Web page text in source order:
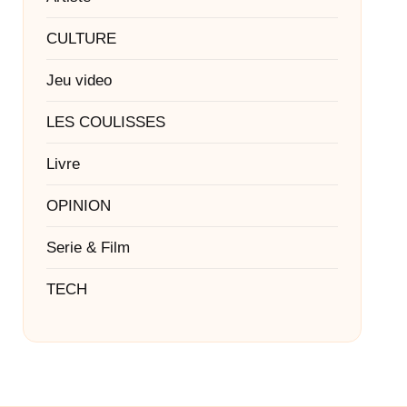
CULTURE
Jeu video
LES COULISSES
Livre
OPINION
Serie & Film
TECH